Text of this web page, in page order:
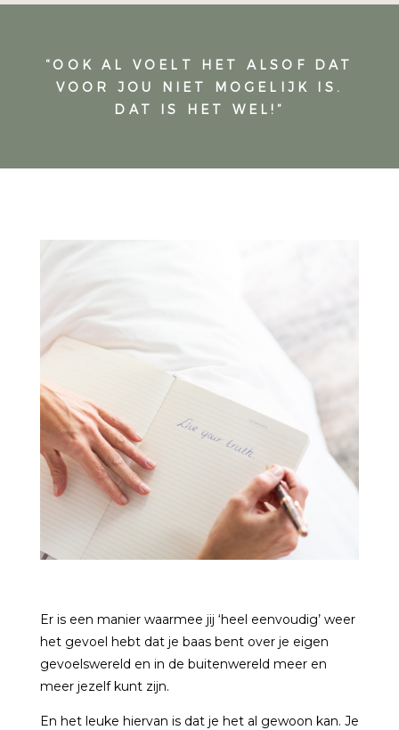
“OOK AL VOELT HET ALSOF DAT
VOOR JOU NIET MOGELIJK IS.
DAT IS HET WEL!”
Er is een manier waarmee jij ‘heel eenvoudig’ weer
het gevoel hebt dat je baas bent over je eigen
gevoelswereld en in de buitenwereld meer en
meer jezelf kunt zijn.
En het leuke hiervan is dat je het al gewoon kan. Je